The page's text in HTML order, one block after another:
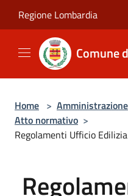
Regione Lombardia
Comune
Home > Amministrazione
Atto normativo >
Regolamenti Ufficio